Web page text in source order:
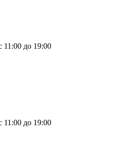
до 19:00
до 19:00